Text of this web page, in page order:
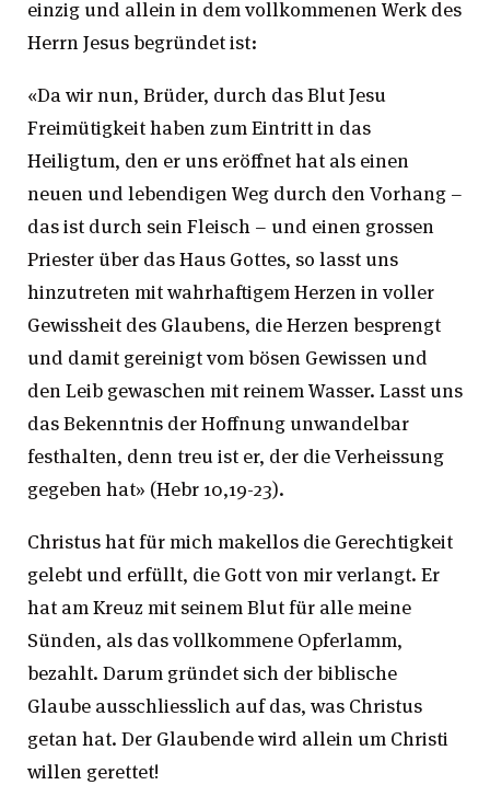
einzig und allein in dem vollkommenen Werk des
Herrn Jesus begründet ist:
«Da wir nun, Brüder, durch das Blut Jesu
Freimütigkeit haben zum Eintritt in das
Heiligtum, den er uns eröffnet hat als einen
neuen und lebendigen Weg durch den Vorhang –
das ist durch sein Fleisch – und einen grossen
Priester über das Haus Gottes, so lasst uns
hinzutreten mit wahrhaftigem Herzen in voller
Gewissheit des Glaubens, die Herzen besprengt
und damit gereinigt vom bösen Gewissen und
den Leib gewaschen mit reinem Wasser. Lasst uns
das Bekenntnis der Hoffnung unwandelbar
festhalten, denn treu ist er, der die Verheissung
gegeben hat» (Hebr 10,19-23).
Christus hat für mich makellos die Gerechtigkeit
gelebt und erfüllt, die Gott von mir verlangt. Er
hat am Kreuz mit seinem Blut für alle meine
Sünden, als das vollkommene Opferlamm,
bezahlt. Darum gründet sich der biblische
Glaube ausschliesslich auf das, was Christus
getan hat. Der Glaubende wird allein um Christi
willen gerettet!